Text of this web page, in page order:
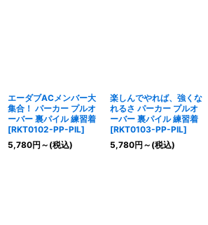
エーダブACメンバー大
集合！ パーカー プルオ
ーバー 裏パイル 練習着
[RKT0102-PP-PIL]
5,780円 ～ (税込)
楽しんでやれば、強くな
れるさ パーカー プルオ
ーバー 裏パイル 練習着
[RKT0103-PP-PIL]
5,780円 ～ (税込)